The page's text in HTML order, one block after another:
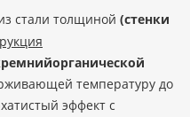
стали толщиной (стенки
температуру до
эффект с